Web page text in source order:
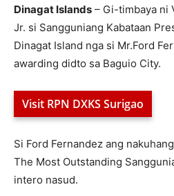
Dinagat Islands – Gi-timbaya ni
Jr. si Sangguniang Kabataan
Dinagat Island nga si Mr.Ford
awarding didto sa Baguio City.
Visit RPN DXKS Surigao
Si Ford Fernandez ang
The Most Outstanding
intero nasud.